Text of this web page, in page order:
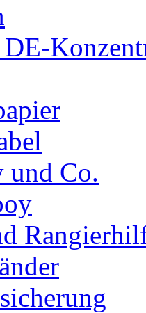
und Co.